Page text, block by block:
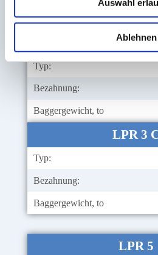
Auswahl
Ablehnen
Baggergewicht, to
LPR 3 C
Typ:
Bezahnung:
Baggergewicht, to
LPR 3
Typ:
Bezahnung:
Baggergewicht, to
LPR 5